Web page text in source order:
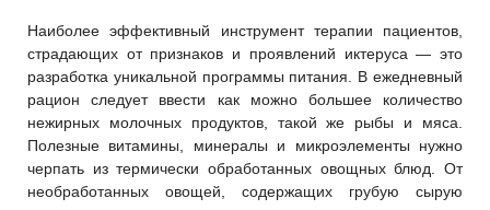
Наиболее эффективный инструмент терапии пациентов,
страдающих от признаков и проявлений иктеруса — это
разработка уникальной программы питания. В ежедневный
рацион следует ввести как можно большее количество
нежирных молочных продуктов, такой же рыбы и мяса.
Полезные витамины, минералы и микроэлементы нужно
черпать из термически обработанных овощных блюд. От
необработанных овощей, содержащих грубую сырую